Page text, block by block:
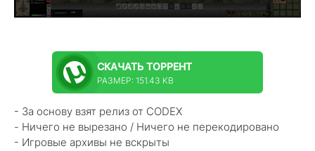
СКАЧАТЬ ТОРРЕНТ
РАЗМЕР: 151.43 KB
- За основу взят релиз от CODEX
- Ничего не вырезано / Ничего не перекодировано
- Игровые архивы не вскрыты